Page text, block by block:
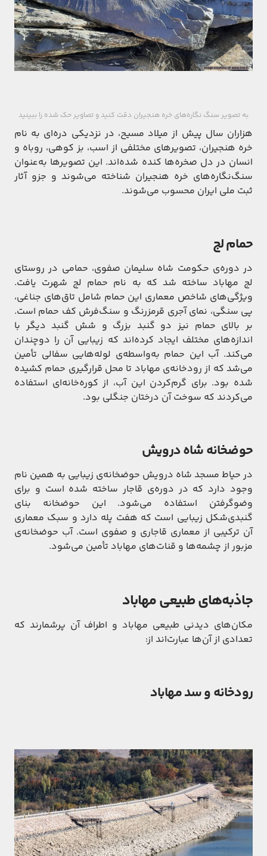
به تصویر سنگ نگاره‌های خره هنجیران دقت کنید و تصاویر حک شده را ببینید
هزاران سال پیش از میلاد مسیح، در نزدیکی دره‌ای به نام
خره هنجیران، تصویرهای مختلفی از اسب، بز کوهی، روباه و
انسان در دل صخره‌ها کنده شده‌اند. این تصویرها به‌عنوان
سنگ‌‌نگاره‌های خره هنجیران شناخته می‌شوند و جزو آثار
ثبت ملی ایران محسوب می‌شوند.
حمام لج
در دوره‌ی حکومت شاه سلیمان صفوی، حمامی در روستای
لج مهاباد ساخته شد که به نام حمام لج شهرت یافت.
ویژگی‌های شاخص معماری این حمام شامل تاق‌های جناغی،
پی سنگی، نمای آجری قرمزرنگ و سنگ‌فرش کف حمام است.
بر بالای حمام نیز دو گنبد بزرگ و شش گنبد دیگر با
اندازه‌های مختلف ایجاد کرده‌اند که زیبایی آن را دوچندان
می‌کند. آب این حمام به‌واسطه‌ی لوله‌هایی سفالی تأمین
می‌شد که از رودخانه‌ی مهاباد تا محل قرارگیری حمام کشیده
شده بود. برای گرم‌کردن این آب، از کوره‌خانه‌ای استفاده
می‌کردند که سوخت آن درختان جنگلی بود.
حوضخانه شاه درویش
در حیاط مسجد شاه درویش حوضخانه‌ی زیبایی به همین نام
وجود دارد که در دوره‌ی قاجار ساخته شده است و برای
وضوگرفتن استفاده می‌شود. این حوضخانه بنای
گنبدی‌شکل زیبایی است که هفت پله دارد و سبک معماری
آن ترکیبی از معماری قاجاری و صفوی است. آب حوضخانه‌ی
مزبور از چشمه‌ها و قنات‌های مهاباد تأمین می‌شود.
جاذبه‌های طبیعیمهاباد
مکان‌های دیدنی طبیعی مهاباد و اطراف آن پرشمارند که
تعدادی از آن‌ها عبارت‌اند از:
رودخانه و سد مهاباد